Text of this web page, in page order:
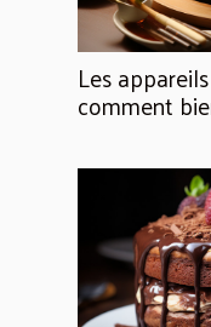
Les
comment